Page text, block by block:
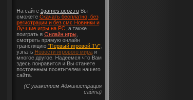
На сайте 1games.ucoz.ruВы
сможете Скачать бесплатно, без
регистрации и без смс Новинки и
Лучшие игры на PC, а также
поиграть в Онлайн игры,
смотреть прямую онлайн
трансляцию "Первый игровой TV",
узнать Новости игрового мираи
многое другое. Надеемся что Вам
здесь понравится и Вы станете
постоянным посетителем нашего
сайта.
(С уважением Администрация
сайта)